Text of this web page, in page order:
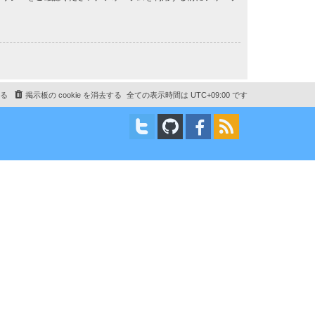
全ての表示時間は UTC+09:00 です
掲示板の cookie を消去する